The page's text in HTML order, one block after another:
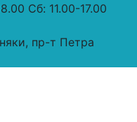
Сб: 11.00-17.00
пр-т Петра